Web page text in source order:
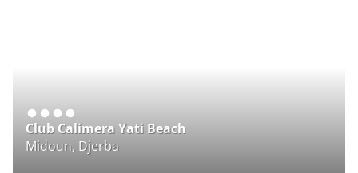
Club Calimera Yati Beach
Midoun, Djerba